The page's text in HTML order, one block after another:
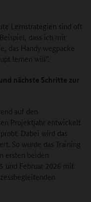
Lernstrategien sind oft
dass ich mir
das Handy wegpacke
lernen will”.
nächste Schritte zur
auf den
Projektjahr entwickelt
Dabei wird das
So wurde das Training
ersten beiden
und Februar 2026 mit